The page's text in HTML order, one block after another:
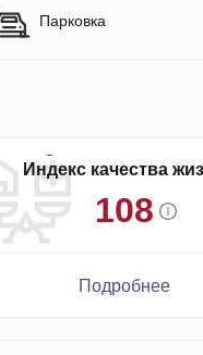
Парковка
Индекс качества
108
Подробнее